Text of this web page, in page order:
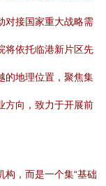
对接国家重大战略需
将依托临港新片区先
的地理位置，聚焦集
方向，致力于开展前
，而是一个集“基础